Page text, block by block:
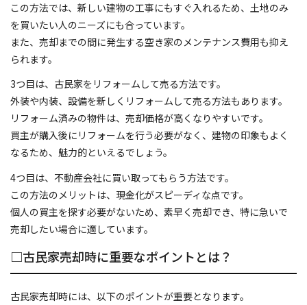
この方法では、新しい建物の工事にもすぐ入れるため、土地のみ
を買いたい人のニーズにも合っています。
また、売却までの間に発生する空き家のメンテナンス費用も抑え
られます。
3つ目は、古民家をリフォームして売る方法です。
外装や内装、設備を新しくリフォームして売る方法もあります。
リフォーム済みの物件は、売却価格が高くなりやすいです。
買主が購入後にリフォームを行う必要がなく、建物の印象もよく
なるため、魅力的といえるでしょう。
4つ目は、不動産会社に買い取ってもらう方法です。
この方法のメリットは、現金化がスピーディな点です。
個人の買主を探す必要がないため、素早く売却でき、特に急いで
売却したい場合に適しています。
□古民家売却時に重要なポイントとは？
古民家売却時には、以下のポイントが重要となります。